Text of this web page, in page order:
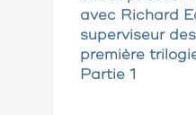
avec Richard
superviseur
première
Partie 1